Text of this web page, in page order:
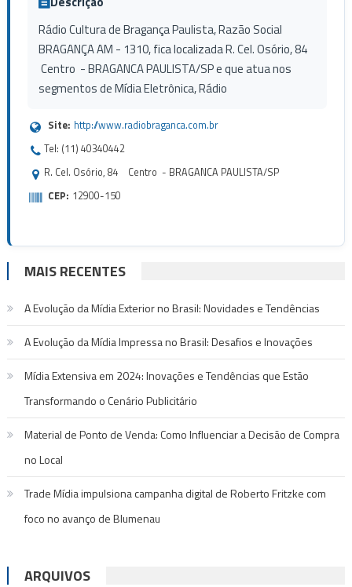
Rádio Cultura de Bragança Paulista, Razão Social
BRAGANÇA AM - 1310, fica localizada R. Cel. Osório, 84
Centro - BRAGANCA PAULISTA/SP e que atua nos
segmentos de Mídia Eletrônica, Rádio
Site: http://www.radiobraganca.com.br
Tel: (11) 40340442
R. Cel. Osório, 84 Centro - BRAGANCA PAULISTA/SP
CEP: 12900-150
MAIS RECENTES
A Evolução da Mídia Exterior no Brasil: Novidades e Tendências
A Evolução da Mídia Impressa no Brasil: Desafios e Inovações
Mídia Extensiva em 2024: Inovações e Tendências que Estão
Transformando o Cenário Publicitário
Material de Ponto de Venda: Como Influenciar a Decisão de Compra
no Local
Trade Mídia impulsiona campanha digital de Roberto Fritzke com
foco no avanço de Blumenau
ARQUIVOS